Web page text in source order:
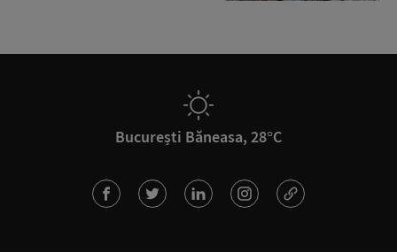
București Băneasa, 28°C